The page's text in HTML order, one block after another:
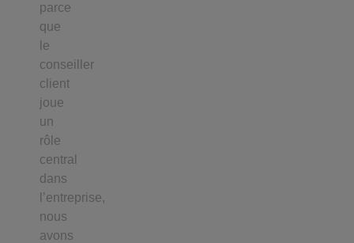
parce
que
le
conseiller
client
joue
un
rôle
central
dans
l’entreprise,
nous
avons